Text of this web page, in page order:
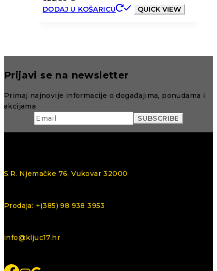
DODAJ U KOŠARICU
QUICK VIEW
Prijavi se na newsletter
Primaj najnovije informacije o događajima, ponudama i
akcijama
S.R. Njemačke 76, Vukovar 32000
Prodaja: +(385) 98 938 3953
info@kljuc17.hr